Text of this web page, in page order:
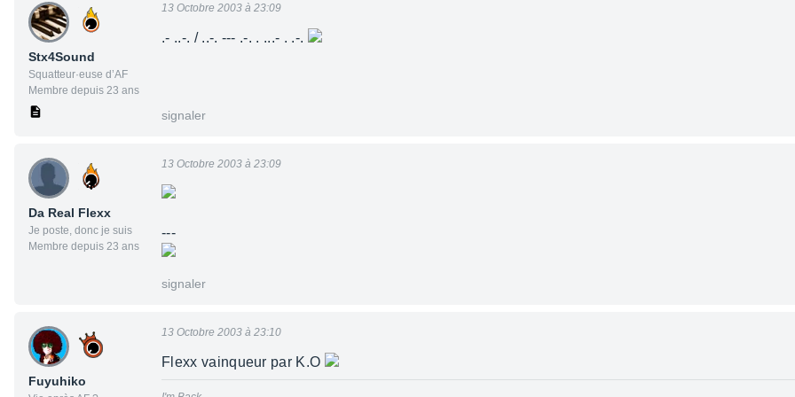
Stx4Sound
Squatteur·euse d’AF
Membre depuis 23 ans
13 Octobre 2003 à 23:09
.- ..-. / ..-. --- .-. . ...- . .-.
signaler
Da Real Flexx
Je poste, donc je suis
Membre depuis 23 ans
13 Octobre 2003 à 23:09
---
signaler
Fuyuhiko
13 Octobre 2003 à 23:10
Flexx vainqueur par K.O